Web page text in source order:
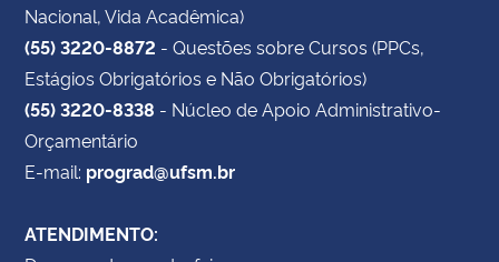
Nacional, Vida Acadêmica)
(55) 3220-8872 - Questões sobre Cursos (PPCs,
Estágios Obrigatórios e Não Obrigatórios)
(55) 3220-8338 - Núcleo de Apoio Administrativo-
Orçamentário
E-mail: prograd@ufsm.br
ATENDIMENTO: